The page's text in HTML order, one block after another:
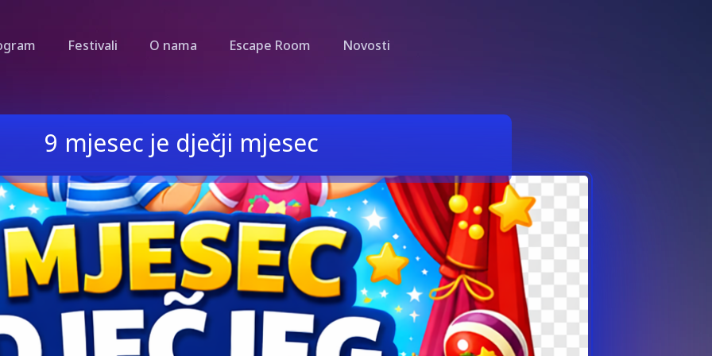
Festivali O nama Escape Room Novosti
9 mjesec je dječji mjesec